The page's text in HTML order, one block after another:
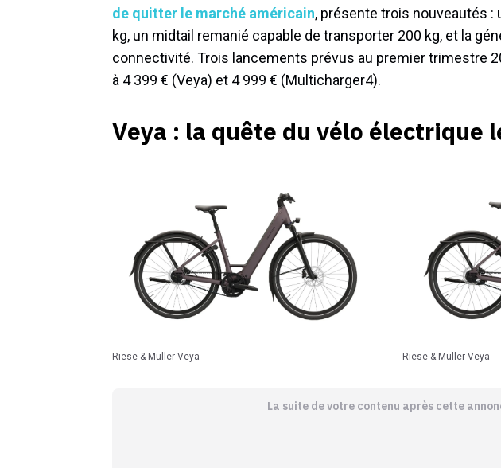
de quitter le marché américain, présente trois nouveautés :
kg, un midtail remanié capable de transporter 200 kg, et la
connectivité. Trois lancements prévus au premier trimestre
à 4 399 € (Veya) et 4 999 € (Multicharger4).
Veya : la quête du vélo électrique
Riese & Müller Veya Riese & Müller Veya
La suite de votre contenu après cette